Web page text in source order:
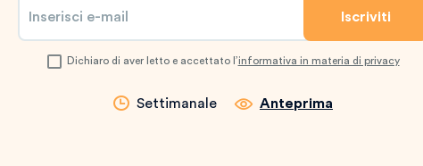
Dichiaro di aver letto e accettato l’informativa in materia di privacy
Settimanale Anteprima